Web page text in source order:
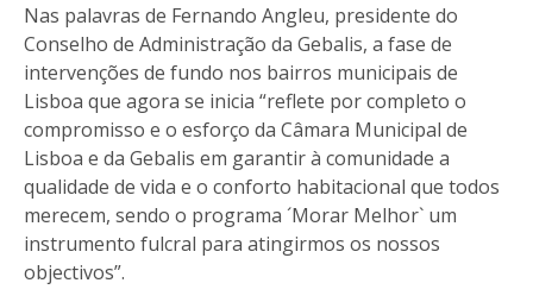
Nas palavras de Fernando Angleu, presidente do
Conselho de Administração da Gebalis, a fase de
intervenções de fundo nos bairros municipais de
Lisboa que agora se inicia “reflete por completo o
compromisso e o esforço da Câmara Municipal de
Lisboa e da Gebalis em garantir à comunidade a
qualidade de vida e o conforto habitacional que todos
merecem, sendo o programa ´Morar Melhor` um
instrumento fulcral para atingirmos os nossos
objectivos”.